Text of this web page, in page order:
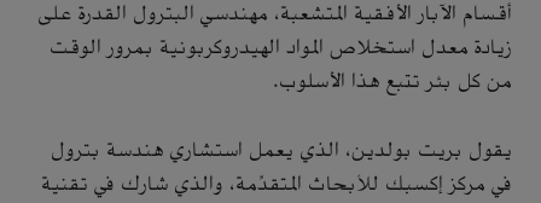
أقسام الآبار الأفقية المتشعبة، مهندسي البترول القدرة على
زيادة معدل استخلاص المواد الهيدروكربونية بمرور الوقت
من كل بئر تتبع هذا الأسلوب.
يقول بريت بولدين، الذي يعمل استشاري هندسة بترول
في مركز إكسبك للأبحاث المتقدِّمة، والذي شارك في تقنية